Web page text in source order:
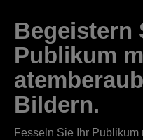
Begeistern
Publikum
Bildern.
Fesseln Sie Ihr